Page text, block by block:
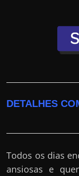
DETALHES
Todos os dias
ansiosas e